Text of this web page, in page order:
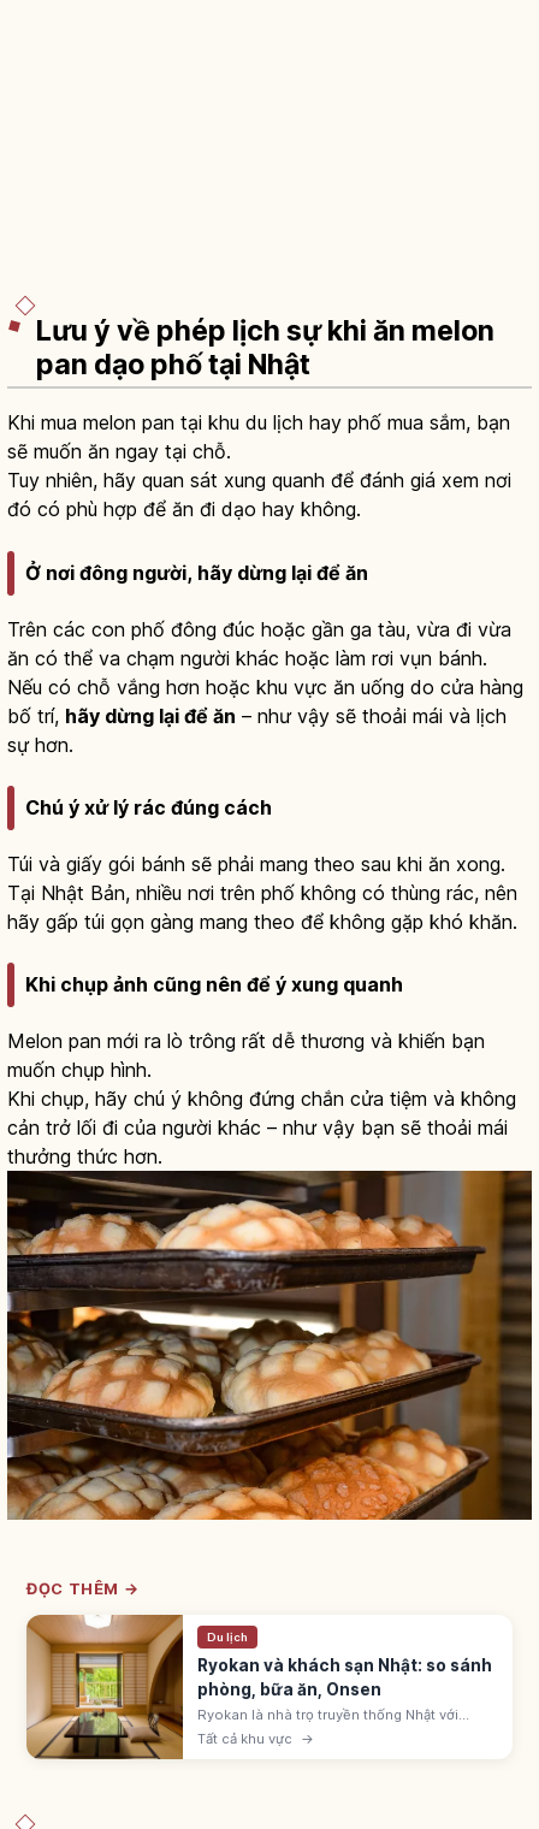
Lưu ý về phép lịch sự khi ăn melon
pan dạo phố tại Nhật
Khi mua melon pan tại khu du lịch hay phố mua sắm, bạn
sẽ muốn ăn ngay tại chỗ.
Tuy nhiên, hãy quan sát xung quanh để đánh giá xem nơi
đó có phù hợp để ăn đi dạo hay không.
Ở nơi đông người, hãy dừng lại để ăn
Trên các con phố đông đúc hoặc gần ga tàu, vừa đi vừa
ăn có thể va chạm người khác hoặc làm rơi vụn bánh.
Nếu có chỗ vắng hơn hoặc khu vực ăn uống do cửa hàng
bố trí, hãy dừng lại để ăn – như vậy sẽ thoải mái và lịch
sự hơn.
Chú ý xử lý rác đúng cách
Túi và giấy gói bánh sẽ phải mang theo sau khi ăn xong.
Tại Nhật Bản, nhiều nơi trên phố không có thùng rác, nên
hãy gấp túi gọn gàng mang theo để không gặp khó khăn.
Khi chụp ảnh cũng nên để ý xung quanh
Melon pan mới ra lò trông rất dễ thương và khiến bạn
muốn chụp hình.
Khi chụp, hãy chú ý không đứng chắn cửa tiệm và không
cản trở lối đi của người khác – như vậy bạn sẽ thoải mái
thưởng thức hơn.
ĐỌC THÊM →
Du lịch
Ryokan và khách sạn Nhật: so sánh
phòng, bữa ăn, Onsen
Ryokan là nhà trọ truyền thống Nhật với
phòng tatami, futon, yukata, kaiseki và
onsen. Khách sạn business, city, resort tự
Tất cả khu vực →